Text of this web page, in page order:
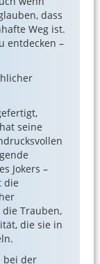
dass
Weg ist.
entdecken –
seine
Jokers –
die
Trauben,
die sie in
bei der